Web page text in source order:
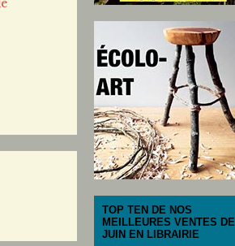
TOP TEN DE NOS
MEILLEURES VENTES DE
JUIN EN LIBRAIRIE